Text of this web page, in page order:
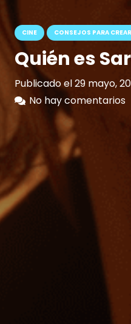
CINE CONSEJOS PARA
Quién es
Publicado el29 mayo,
No hay comentarios